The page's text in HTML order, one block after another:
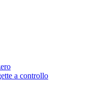
a controllo